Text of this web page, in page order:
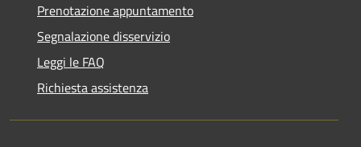
Prenotazione appuntamento
Segnalazione disservizio
Leggi le FAQ
Richiesta assistenza